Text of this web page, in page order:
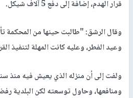
قرار الهدم، إضافة إلى دفع 5 آلاف شيكل.
وقال الرشق: "طالبت حينها من المحكمة
وعيد الفطر، وعليه كانت المهلة لتنفيذ
ولفت إلى أن منزله الذي يعيش فيه منذ
ومنافعها، وحاول توسعته لكن البلدية